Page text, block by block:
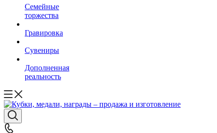
Семейные
торжества
Гравировка
Сувениры
Дополненная
реальность